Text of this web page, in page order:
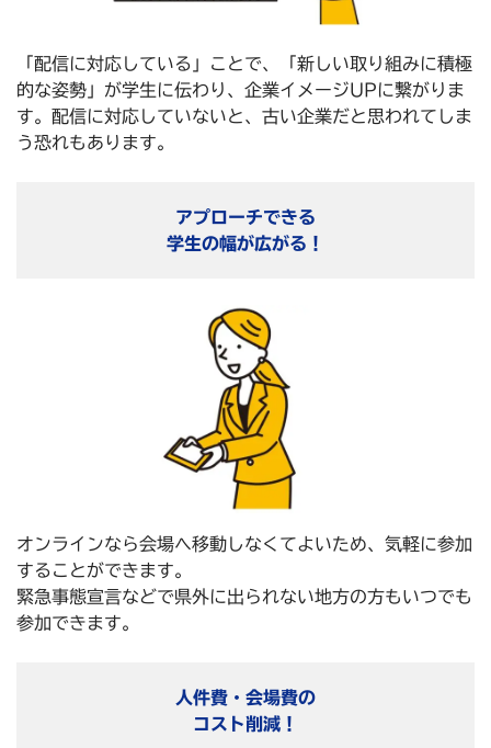
「配信に対応している」ことで、「新しい取り組みに積極
的な姿勢」が学生に伝わり、企業イメージUPに繋がりま
す。配信に対応していないと、古い企業だと思われてしま
う恐れもあります。
アプローチできる
学生の幅が広がる！
オンラインなら会場へ移動しなくてよいため、気軽に参加
することができます。
緊急事態宣言などで県外に出られない地方の方もいつでも
参加できます。
人件費・会場費の
コスト削減！